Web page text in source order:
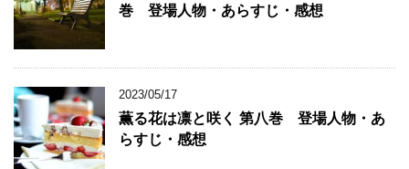
巻 登場人物・あらすじ・感想
2023/05/17
薫る花は凛と咲く 第八巻 登場人物・あ
らすじ・感想